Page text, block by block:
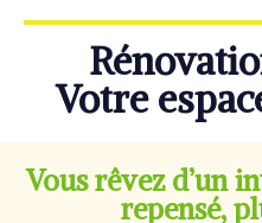
Votre
Vous rêvez d’un
repensé,